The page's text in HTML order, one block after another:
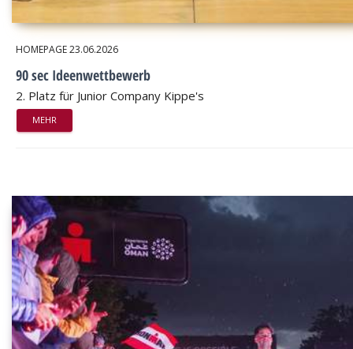
HOMEPAGE23.06.2026
90 sec Ideenwettbewerb
2. Platz für Junior Company Kippe's
MEHR